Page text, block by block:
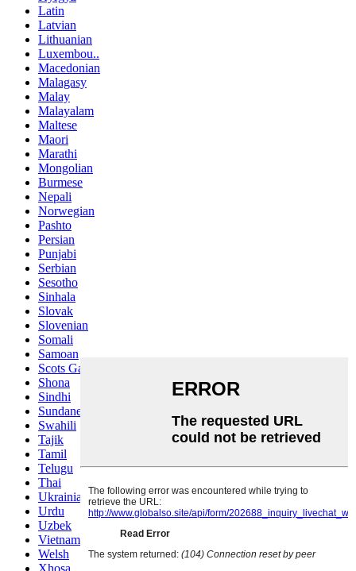
Latin
Latvian
Lithuanian
Luxembou..
Macedonian
Malagasy
Malay
Malayalam
Maltese
Maori
Marathi
Mongolian
Burmese
Nepali
Norwegian
Pashto
Persian
Punjabi
Serbian
Sesotho
Sinhala
Slovak
Slovenian
Somali
Samoan
Scots Gaelic
Shona
Sindhi
Sundanese
Swahili
Tajik
Tamil
Telugu
Thai
Ukrainian
Urdu
Uzbek
Vietnamese
Welsh
Xhosa